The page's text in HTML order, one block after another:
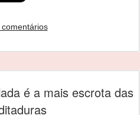
comentários
é a mais escrota das